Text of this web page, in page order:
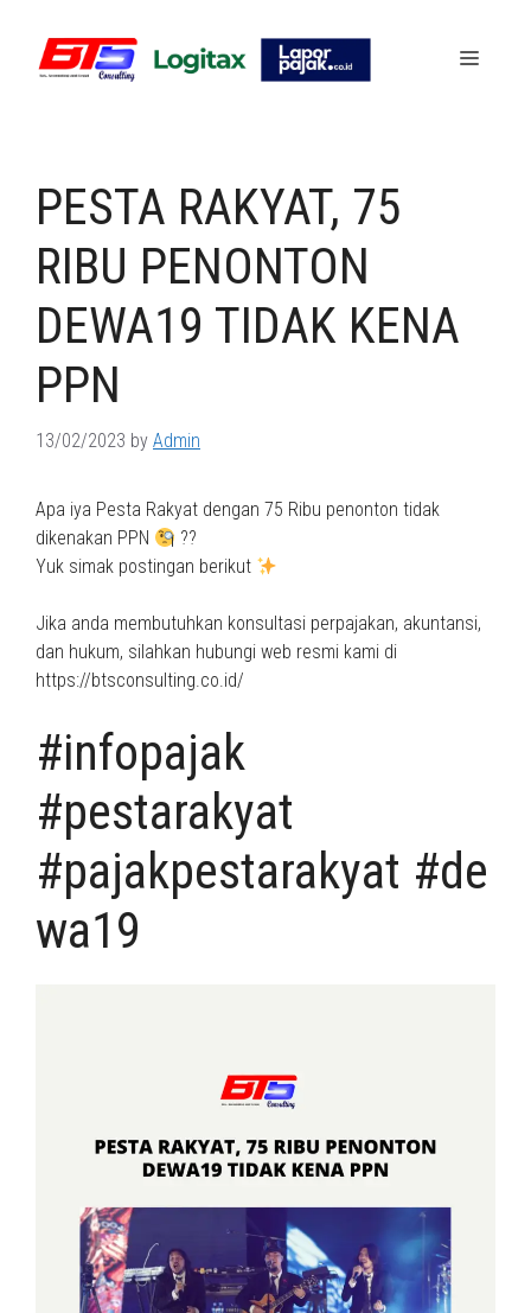
content
Menu
PESTA RAKYAT, 75
RIBU PENONTON
DEWA19 TIDAK KENA
PPN
13/02/2023 by Admin
Apa iya Pesta Rakyat dengan 75 Ribu penonton tidak
dikenakan PPN
??
Yuk simak postingan berikut
Jika anda membutuhkan konsultasi perpajakan, akuntansi,
dan hukum, silahkan hubungi web resmi kami di
https://btsconsulting.co.id/
#infopajak
#pestarakyat
#pajakpestarakyat #de
wa19